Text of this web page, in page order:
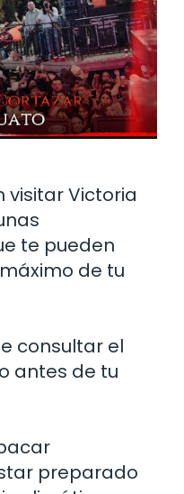
visitar Victoria
te pueden
de tu
consultar el
antes de tu
preparado